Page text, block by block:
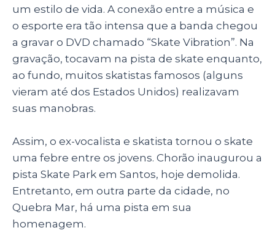
um estilo de vida. A conexão entre a música e
o esporte era tão intensa que a banda chegou
a gravar o DVD chamado “Skate Vibration”. Na
gravação, tocavam na pista de skate enquanto,
ao fundo, muitos skatistas famosos (alguns
vieram até dos Estados Unidos) realizavam
suas manobras.
Assim, o ex-vocalista e skatista tornou o skate
uma febre entre os jovens. Chorão inaugurou a
pista Skate Park em Santos, hoje demolida.
Entretanto, em outra parte da cidade, no
Quebra Mar, há uma pista em sua
homenagem.